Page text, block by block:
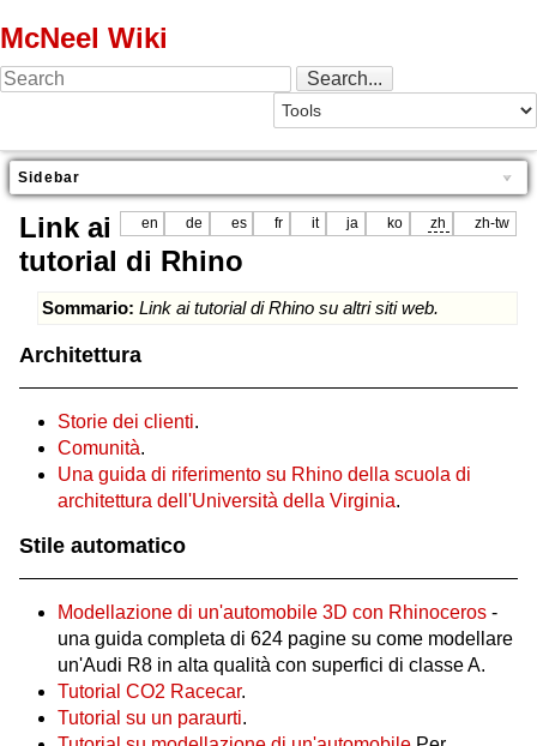
McNeel Wiki
Sidebar
en de es fr it ja ko zh zh-tw
Link ai
tutorial di Rhino
Sommario: Link ai tutorial di Rhino su altri siti web.
Architettura
Storie dei clienti.
Comunità.
Una guida di riferimento su Rhino della scuola di
architettura dell'Università della Virginia.
Stile automatico
Modellazione di un'automobile 3D con Rhinoceros -
una guida completa di 624 pagine su come modellare
un'Audi R8 in alta qualità con superfici di classe A.
Tutorial CO2 Racecar.
Tutorial su un paraurti.